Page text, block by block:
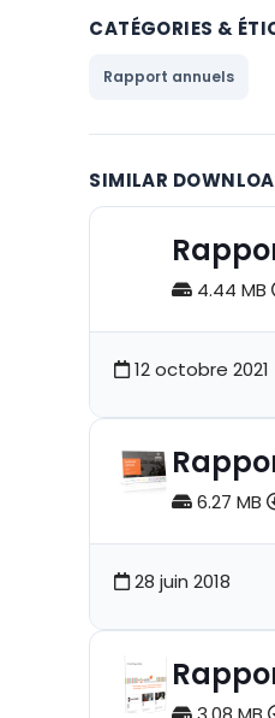
CATÉGORIES &
Rapport annuels
SIMILAR
4.44 MB
12 octobre 2021
6.27 MB
28 juin 2018